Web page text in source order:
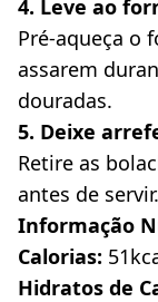
4. Leve ao
Pré-aqueça o
assarem
douradas.
5. Deixe
Retire as
antes de servir.
Informação
Calorias:
Hidratos de